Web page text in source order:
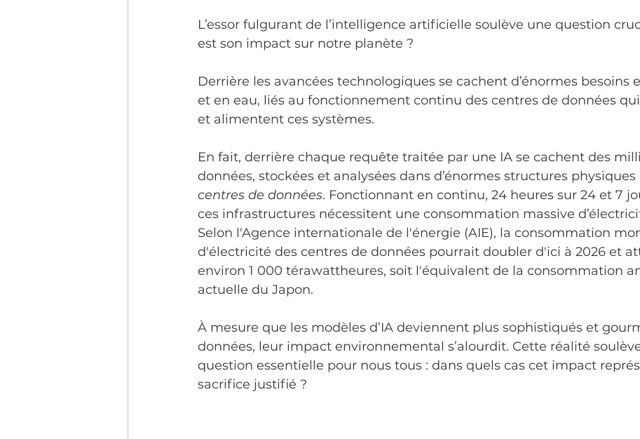
Intelligence artificielle Mathématiques
L’essor fulgurant de l’intelligence artificielle soulève une question
est son impact sur notre planète ?
Derrière les avancées technologiques se cachent d’énormes besoins
et en eau, liés au fonctionnement continu des centres de données
et alimentent ces systèmes.
En fait, derrière chaque requête traitée par une IA se cachent des
données, stockées et analysées dans d’énormes structures
centres de données. Fonctionnant en continu, 24 heures sur 24 et 7
ces infrastructures nécessitent une consommation massive
Selon l'Agence internationale de l'énergie (AIE), la consommation
d'électricité des centres de données pourrait doubler d'ici à 2026 et
environ 1 000 térawattheures, soit l'équivalent de la consommation
actuelle du Japon.
À mesure que les modèles d’IA deviennent plus sophistiqués et
données, leur impact environnemental s’alourdit. Cette réalité
question essentielle pour nous tous : dans quels cas cet impact
sacrifice justifié ?